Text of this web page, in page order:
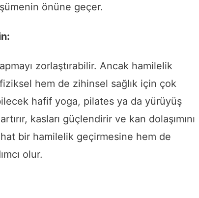
önüne geçer.
zorlaştırabilir. Ancak hamilelik
hem de zihinsel sağlık için çok
hafif yoga, pilates ya da yürüyüş
kasları güçlendirir ve kan dolaşımını
bir hamilelik geçirmesine hem de
olur.